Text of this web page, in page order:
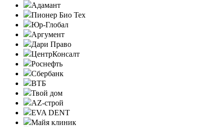
Адамант
Пионер Био Тех
Юр-Глобал
Аргумент
Дари Право
ЦентрКонсалт
Роснефть
Сбербанк
ВТБ
Твой дом
AZ-строй
EVA DENT
Майя клиник